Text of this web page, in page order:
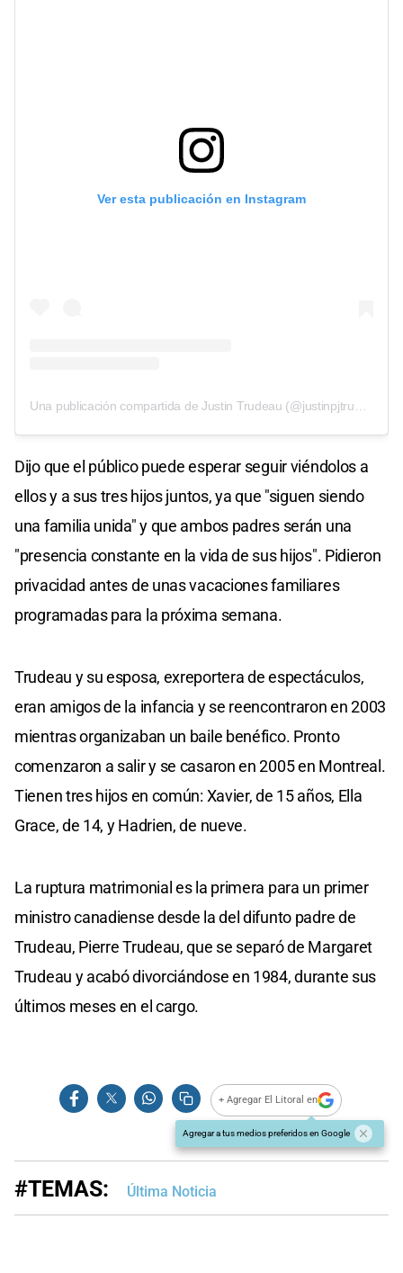
Ver esta publicación en Instagram
Dijo que el público puede esperar seguir viéndolos a
ellos y a sus tres hijos juntos, ya que "siguen siendo
una familia unida" y que ambos padres serán una
"presencia constante en la vida de sus hijos". Pidieron
privacidad antes de unas vacaciones familiares
programadas para la próxima semana.
Trudeau y su esposa, exreportera de espectáculos,
eran amigos de la infancia y se reencontraron en 2003
mientras organizaban un baile benéfico. Pronto
comenzaron a salir y se casaron en 2005 en Montreal.
Tienen tres hijos en común: Xavier, de 15 años, Ella
Grace, de 14, y Hadrien, de nueve.
La ruptura matrimonial es la primera para un primer
ministro canadiense desde la del difunto padre de
Trudeau, Pierre Trudeau, que se separó de Margaret
Trudeau y acabó divorciándose en 1984, durante sus
últimos meses en el cargo.
+ Agregar El Litoral en
Agregar a tus medios preferidos en Google
#TEMAS: Última Noticia